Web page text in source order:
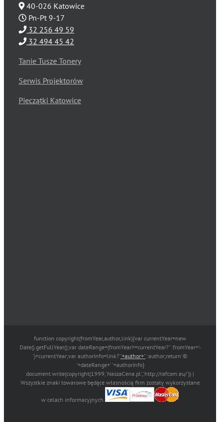
40-026 Katowice
Pn-Pt 9-17
32 256 49 59
32 494 45 42
Tanie Tusze Tonery
Serwis Projektorów
Pieczątki Katowice
function copyright(fromYear,author,link){var currentYear=new
Date().getFullYear();var dateRange=(fromYear>=currentYear?'':fromYear+'-
')+currentYear;var authorInfo=link?''+author+'':author;return'©
'+dateRange+' '+authorInfo}
document.write(copyright(1999,'NaszaCena.pl','http://rafcom.eu/')) |
Wszystkie znaki towarowe będące własnością firm zostały wykorzystane
w celach informacyjnych.